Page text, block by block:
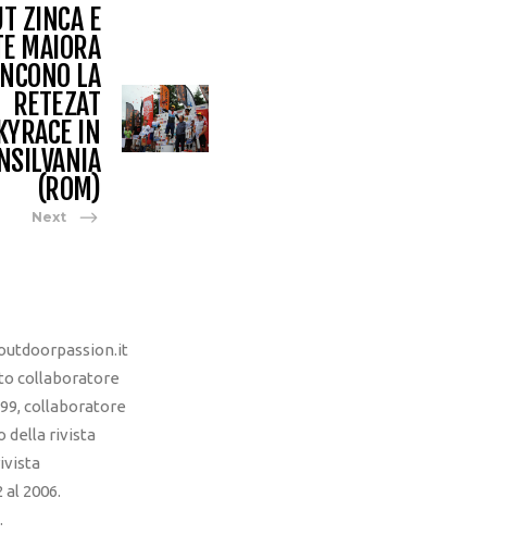
ZINCA E
MAIORA
LA
RETEZAT
IN
(ROM)
Next
collaboratore
collaboratore
della rivista
al 2006.